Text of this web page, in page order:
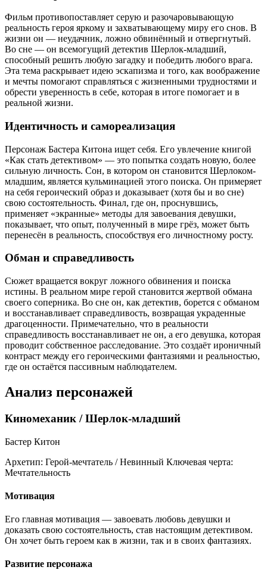
Фильм противопоставляет серую и разочаровывающую
реальность героя яркому и захватывающему миру его снов. В
жизни он — неудачник, ложно обвинённый и отвергнутый.
Во сне — он всемогущий детектив Шерлок-младший,
способный решить любую загадку и победить любого врага.
Эта тема раскрывает идею эскапизма и того, как воображение
и мечты помогают справляться с жизненными трудностями и
обрести уверенность в себе, которая в итоге помогает и в
реальной жизни.
Идентичность и самореализация
Персонаж Бастера Китона ищет себя. Его увлечение книгой
«Как стать детективом» — это попытка создать новую, более
сильную личность. Сон, в котором он становится Шерлоком-
младшим, является кульминацией этого поиска. Он примеряет
на себя героический образ и доказывает (хотя бы и во сне)
свою состоятельность. Финал, где он, проснувшись,
применяет «экранные» методы для завоевания девушки,
показывает, что опыт, полученный в мире грёз, может быть
перенесён в реальность, способствуя его личностному росту.
Обман и справедливость
Сюжет вращается вокруг ложного обвинения и поиска
истины. В реальном мире герой становится жертвой обмана
своего соперника. Во сне он, как детектив, борется с обманом
и восстанавливает справедливость, возвращая украденные
драгоценности. Примечательно, что в реальности
справедливость восстанавливает не он, а его девушка, которая
проводит собственное расследование. Это создаёт ироничный
контраст между его героическими фантазиями и реальностью,
где он остаётся пассивным наблюдателем.
Анализ персонажей
Киномеханик / Шерлок-младший
Бастер Китон
Архетип: Герой-мечтатель / Невинный Ключевая черта:
Мечтательность
Мотивация
Его главная мотивация — завоевать любовь девушки и
доказать свою состоятельность, став настоящим детективом.
Он хочет быть героем как в жизни, так и в своих фантазиях.
Развитие персонажа